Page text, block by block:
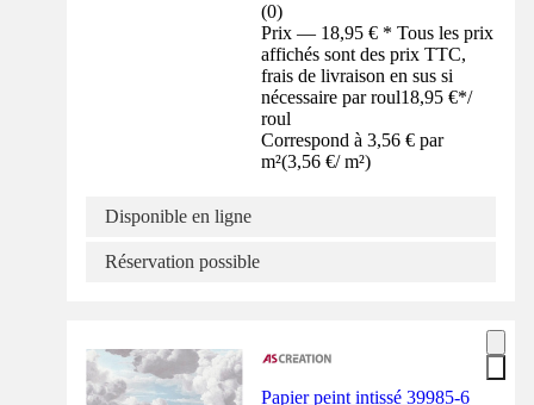
(0)
Prix — 18,95 € * Tous les prix
affichés sont des prix TTC,
frais de livraison en sus si
nécessaire par roul18,95 €*/
roul
Correspond à 3,56 € par
m²(3,56 €/ m²)
Disponible en ligne
Réservation possible
Papier peint intissé 39985-6